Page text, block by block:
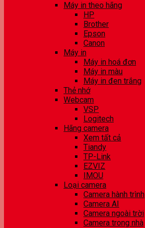
Máy in theo hãng
HP
Brother
Epson
Canon
Máy in
Máy in hoá đơn
Máy in màu
Máy in đen trắng
Thẻ nhớ
Webcam
VSP
Logitech
Hãng camera
Xem tất cả
Tiandy
TP-Link
EZVIZ
IMOU
Loại camera
Camera hành trình
Camera AI
Camera ngoài trời
Camera trong nhà